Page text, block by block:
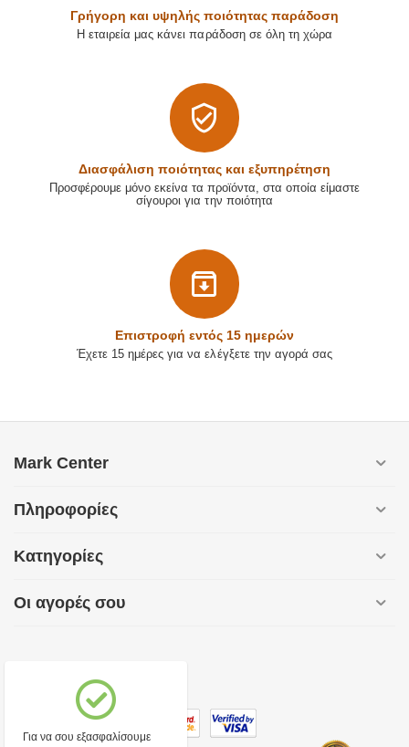
Γρήγορη και υψηλής ποιότητας παράδοση
Η εταιρεία μας κάνει παράδοση σε όλη τη χώρα
Διασφάλιση ποιότητας και εξυπηρέτηση
Προσφέρουμε μόνο εκείνα τα προϊόντα, στα οποία είμαστε
σίγουροι για την ποιότητα
Επιστρoφή εντός 15 ημερών
Έχετε 15 ημέρες για να ελέγξετε την αγορά σας
Mark Center
Πληροφορίες
Κατηγορίες
Οι αγορές σου
Για να σου εξασφαλίσουμε